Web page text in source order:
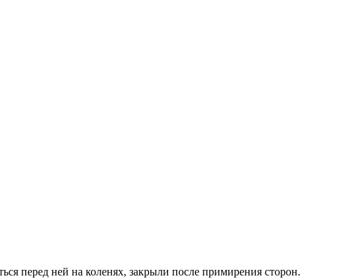
перед ней на коленях, закрыли после примирения сторон.